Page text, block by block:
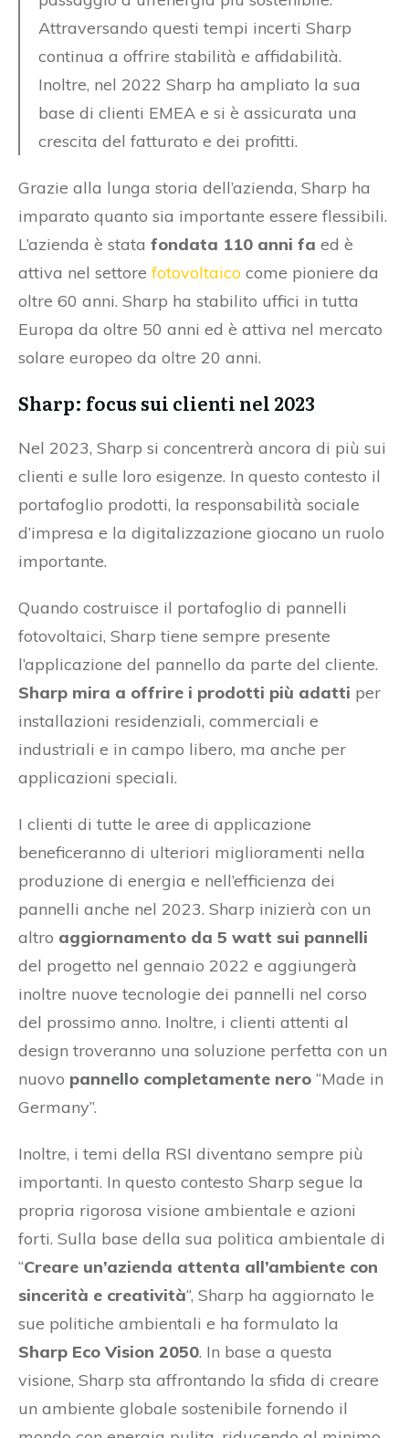
Attraversando questi tempi incerti Sharp
continua a offrire stabilità e affidabilità.
Inoltre, nel 2022 Sharp ha ampliato la sua
base di clienti EMEA e si è assicurata una
crescita del fatturato e dei profitti.
Grazie alla lunga storia dell’azienda, Sharp ha
imparato quanto sia importante essere flessibili.
L’azienda è stata fondata 110 anni fa ed è
attiva nel settorefotovoltaico come pioniere da
oltre 60 anni. Sharp ha stabilito uffici in tutta
Europa da oltre 50 anni ed è attiva nel mercato
solare europeo da oltre 20 anni.
Sharp: focus sui clienti nel 2023
Nel 2023, Sharp si concentrerà ancora di più sui
clienti e sulle loro esigenze. In questo contesto il
portafoglio prodotti, la responsabilità sociale
d’impresa e la digitalizzazione giocano un ruolo
importante.
Quando costruisce il portafoglio di pannelli
fotovoltaici, Sharp tiene sempre presente
l’applicazione del pannello da parte del cliente.
Sharp mira a offrire i prodotti più adatti per
installazioni residenziali, commerciali e
industriali e in campo libero, ma anche per
applicazioni speciali.
I clienti di tutte le aree di applicazione
beneficeranno di ulteriori miglioramenti nella
produzione di energia e nell’efficienza dei
pannelli anche nel 2023. Sharp inizierà con un
altro aggiornamento da 5 watt sui pannelli
del progetto nel gennaio 2022 e aggiungerà
inoltre nuove tecnologie dei pannelli nel corso
del prossimo anno. Inoltre, i clienti attenti al
design troveranno una soluzione perfetta con un
nuovo pannello completamente nero “Made in
Germany”.
Inoltre, i temi della RSI diventano sempre più
importanti. In questo contesto Sharp segue la
propria rigorosa visione ambientale e azioni
forti. Sulla base della sua politica ambientale di
“Creare un’azienda attenta all’ambiente con
sincerità e creatività“, Sharp ha aggiornato le
sue politiche ambientali e ha formulato la
Sharp Eco Vision 2050. In base a questa
visione, Sharp sta affrontando la sfida di creare
un ambiente globale sostenibile fornendo il